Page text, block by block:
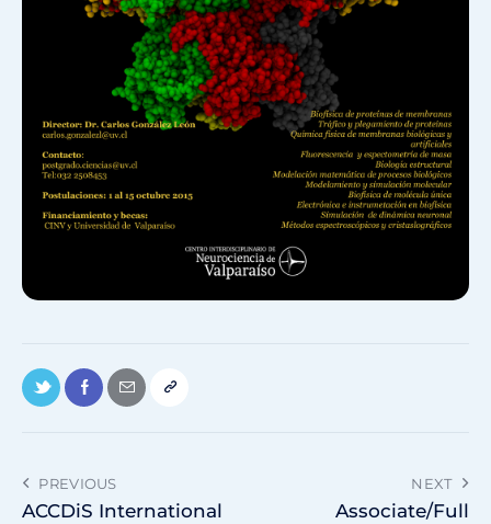
PREVIOUS
ACCDiS International
NEXT
Associate/Full